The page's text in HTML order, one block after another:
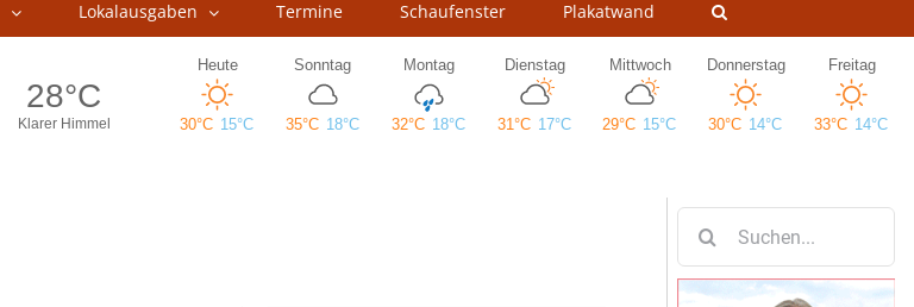
Lokalausgaben Termine Schaufenster Plakatwand
nach: